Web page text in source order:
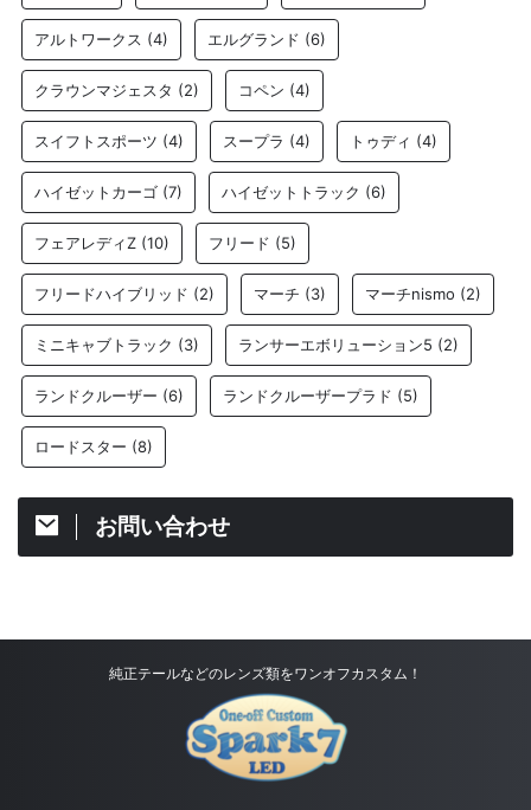
アルトワークス (4) エルグランド (6)
クラウンマジェスタ (2) コペン (4)
スイフトスポーツ (4) スープラ (4) トゥディ (4)
ハイゼットカーゴ (7) ハイゼットトラック (6)
フェアレディZ (10) フリード (5)
フリードハイブリッド (2) マーチ (3) マーチnismo (2)
ミニキャブトラック (3) ランサーエボリューション5 (2)
ランドクルーザー (6) ランドクルーザープラド (5)
ロードスター (8)
お問い合わせ
純正テールなどのレンズ類をワンオフカスタム！